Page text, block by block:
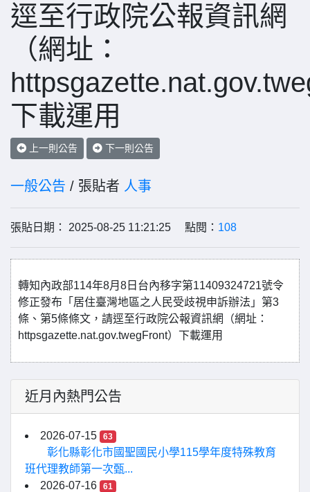
逕至行政院公報資訊網
（網址：
下載運用
上一則公告 下一則公告
一般公告 / 張貼者 人事
張貼日期： 2025-08-25 11:21:25 點閱： 108
轉知內政部114年8月8日台內移字第11409324721號令
修正發布「居住臺灣地區之人民受歧視申訴辦法」第3
條、第5條條文，請逕至行政院公報資訊網（網址：
httpsgazette.nat.gov.twegFront）下載運用
近月內熱門公告
2026-07-15 63
彰化縣彰化市國聖國民小學115學年度特殊教育
班代理教師第一次甄...
2026-07-16
61